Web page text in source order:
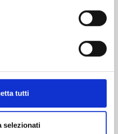
tutti
selezionati